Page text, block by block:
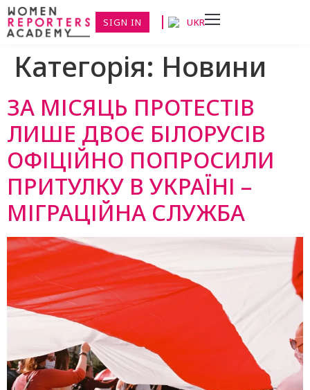
SIGN IN UKR
Категорія: Новини
ЗА МІСЯЦЬ ПРОТЕСТІВ
ЛИШЕ ДВОЄ БІЛОРУСІВ
ОФІЦІЙНО ПОПРОСИЛИ
ПРИТУЛКУ В УКРАЇНІ –
МІГРАЦІЙНА СЛУЖБА